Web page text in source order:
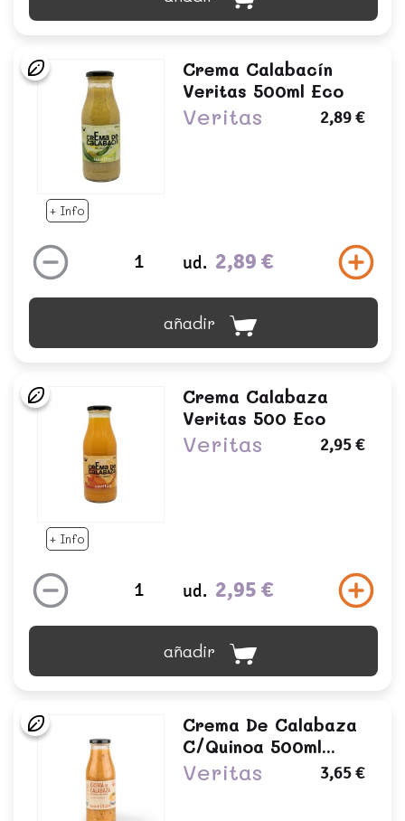
+ Info
Crema Calabacín
Veritas 500ml Eco
Veritas 2,89 €
ud. 2,89 €
añadir
+ Info
Crema Calabaza
Veritas 500 Eco
Veritas 2,95 €
ud. 2,95 €
añadir
Crema De Calabaza
C/quinoa 500ml...
Veritas 3,65 €